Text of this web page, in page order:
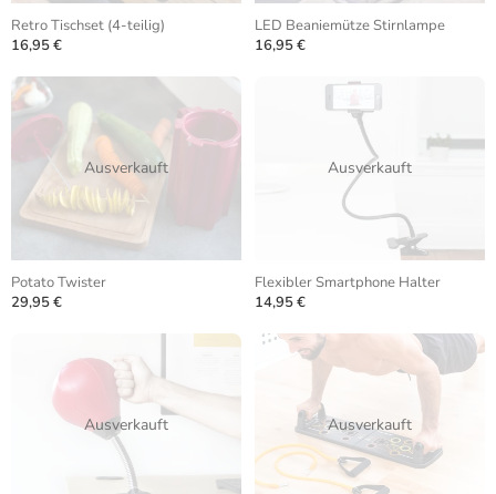
Retro Tischset (4-teilig)
16,95 €
LED Beaniemütze Stirnlampe
16,95 €
Ausverkauft
Potato Twister
29,95 €
Ausverkauft
Flexibler Smartphone Halter
14,95 €
Ausverkauft Ausverkauft